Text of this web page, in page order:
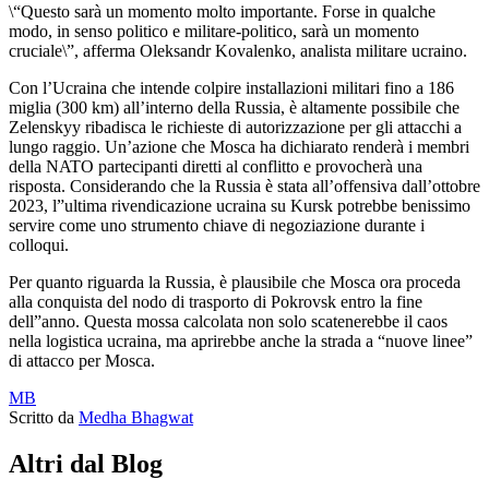
\“Questo sarà un momento molto importante. Forse in qualche
modo, in senso politico e militare-politico, sarà un momento
cruciale\”, afferma Oleksandr Kovalenko, analista militare ucraino.
Con l’Ucraina che intende colpire installazioni militari fino a 186
miglia (300 km) all’interno della Russia, è altamente possibile che
Zelenskyy ribadisca le richieste di autorizzazione per gli attacchi a
lungo raggio. Un’azione che Mosca ha dichiarato renderà i membri
della NATO partecipanti diretti al conflitto e provocherà una
risposta. Considerando che la Russia è stata all’offensiva dall’ottobre
2023, l”ultima rivendicazione ucraina su Kursk potrebbe benissimo
servire come uno strumento chiave di negoziazione durante i
colloqui.
Per quanto riguarda la Russia, è plausibile che Mosca ora proceda
alla conquista del nodo di trasporto di Pokrovsk entro la fine
dell”anno. Questa mossa calcolata non solo scatenerebbe il caos
nella logistica ucraina, ma aprirebbe anche la strada a “nuove linee”
di attacco per Mosca.
MB
Scritto da Medha Bhagwat
Altri dal Blog